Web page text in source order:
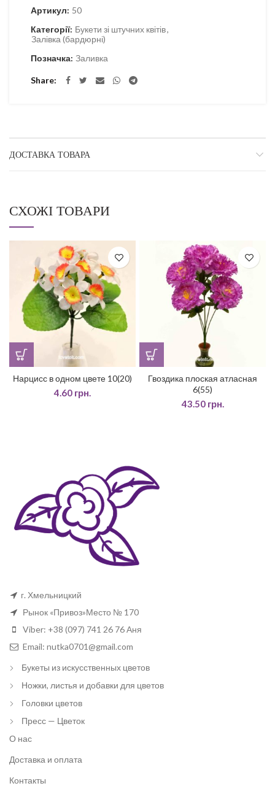
Артикул: 50
Категорії: Букети зі штучних квітів,
Залівка (бардюрні)
Позначка: Заливка
Share
ДОСТАВКА ТОВАРА
СХОЖІ ТОВАРИ
Нарцисс в одном цвете 10(20)
4.60 грн.
Гвоздика плоская атласная
6(55)
43.50 грн.
г. Хмельницкий
Рынок «Привоз»Место № 170
Viber: +38 (097) 741 26 76 Аня
Email: nutka0701@gmail.com
Букеты из искусственных цветов
Ножки, листья и добавки для цветов
Головки цветов
Пресс — Цветок
О нас
Доставка и оплата
Контакты